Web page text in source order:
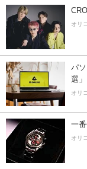
オリ
パ
選」
オリ
一
オリ